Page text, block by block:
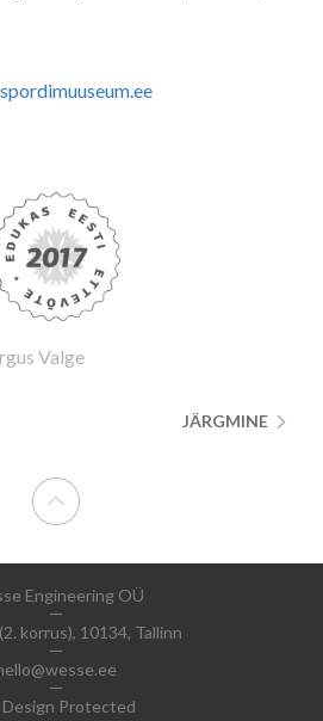
Valge
JÄRGMINE
Engineering OÜ
korrus), 10134, Tallinn
Design Protected